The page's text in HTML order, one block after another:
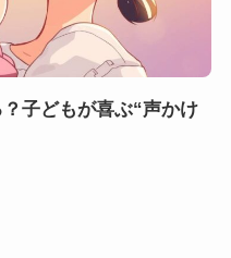
子どもが喜ぶ“声かけ